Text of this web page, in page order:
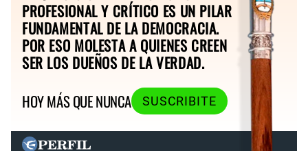
PROFESIONAL Y CRÍTICO ES UN PILAR
FUNDAMENTAL DE LA DEMOCRACIA.
POR ESO MOLESTA A QUIENES CREEN
SER LOS DUEÑOS DE LA VERDAD.
HOY MÁS QUE NUNCA
SUSCRIBITE